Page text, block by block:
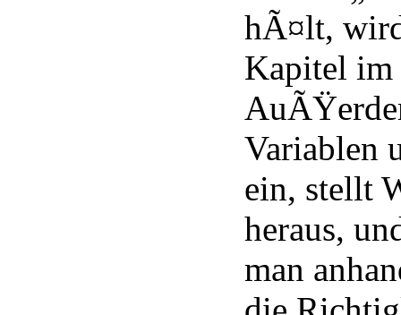
hÃ¤lt,
Kapitel im
Variablen
ein, stellt
heraus,
man